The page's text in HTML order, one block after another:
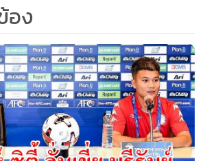
ศัยเกมรับที่เหนียวแน่น รอจังหวะสวน
ง โดยอาศัยทีเด็ดจาก เหงียน คองเฟือง
นเป็นอัน หมดเวลา 45 นาทีแรก เสมอกัน
ออกสตาร์ทได้อย่างดุดัน เปิดฉากบุกตั้งแต่
ยามก็มาประสบความสำเร็จในนาทีที่ 51
อง